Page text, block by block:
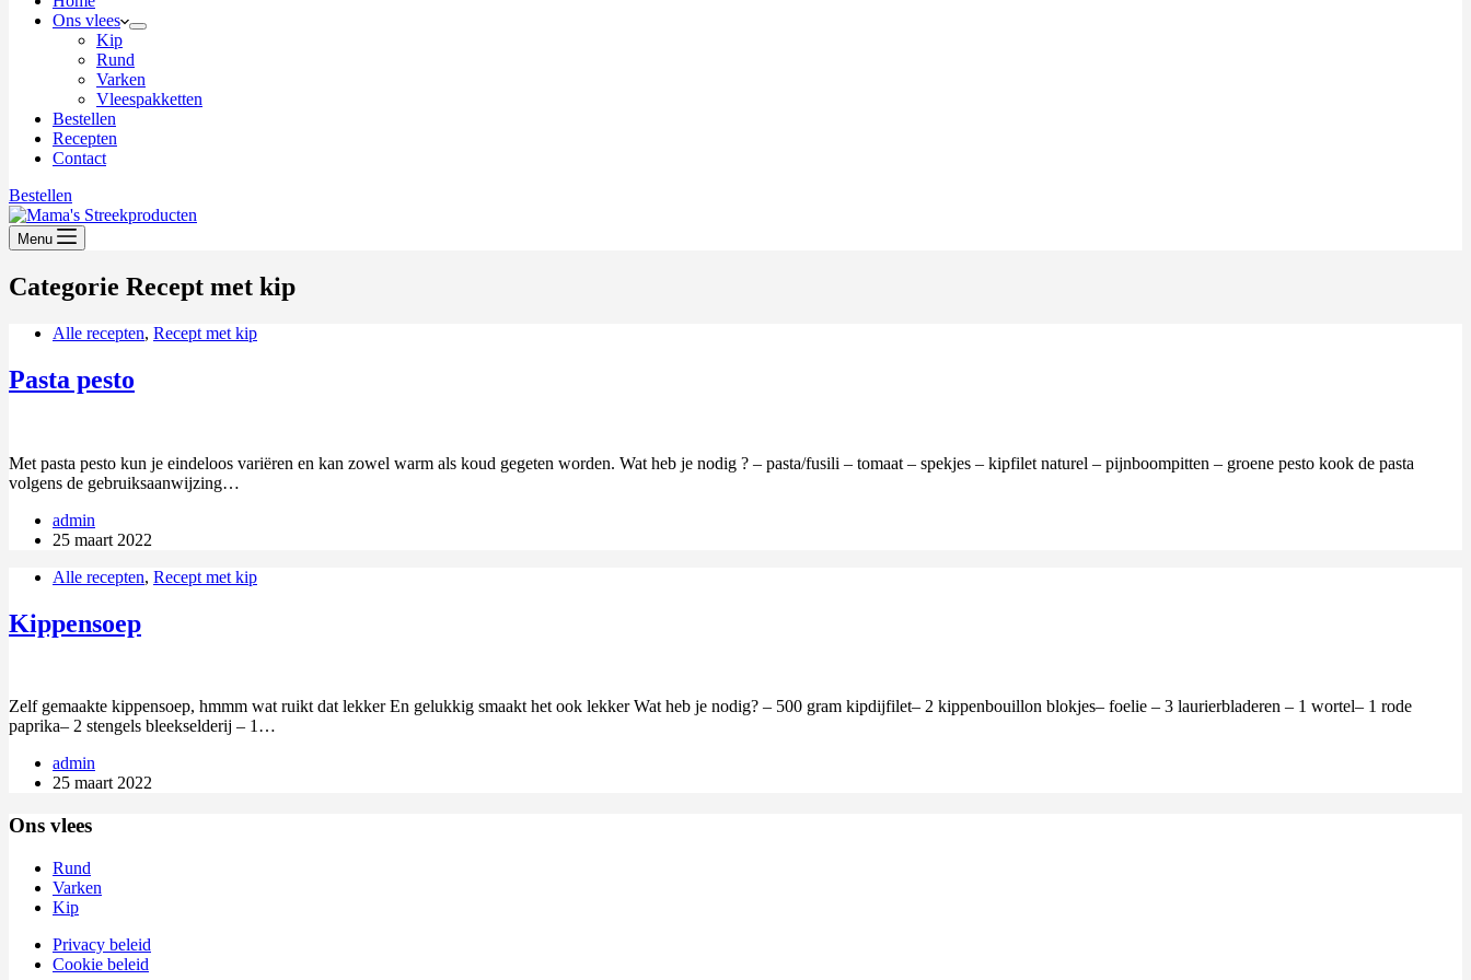
Ons vlees
Kip
Rund
Varken
Vleespakketten
Bestellen
Recepten
Contact
Bestellen
Menu
Categorie Recept met kip
Alle recepten, Recept met kip
Pasta pesto
Met pasta pesto kun je eindeloos variëren en kan zowel warm als koud gegeten worden. Wat heb je nodig ? – pasta/fusili – tomaat – spekjes – kipfilet naturel – pijnboompitten – groene pesto kook de pasta
volgens de gebruiksaanwijzing…
admin
25 maart 2022
Alle recepten, Recept met kip
Kippensoep
Zelf gemaakte kippensoep, hmmm wat ruikt dat lekker En gelukkig smaakt het ook lekker Wat heb je nodig? – 500 gram kipdijfilet– 2 kippenbouillon blokjes– foelie – 3 laurierbladeren – 1 wortel– 1 rode
paprika– 2 stengels bleekselderij – 1…
admin
25 maart 2022
Ons vlees
Rund
Varken
Kip
Privacy beleid
Cookie beleid